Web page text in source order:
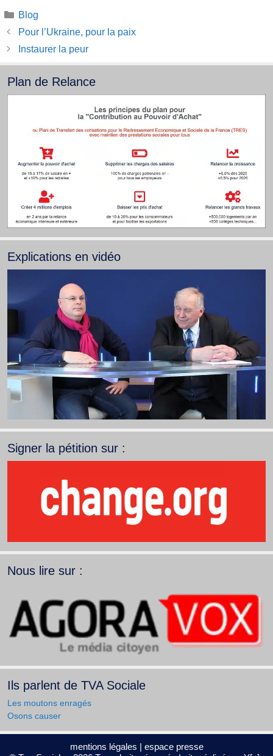
Catégories
Blog
Pour l’Ukraine, pour la paix
Instaurer la peur
Plan de Relance
Explications en vidéo
Signer la pétition sur :
Nous lire sur :
Ils parlent de TVA Sociale
Les moutons enragés
Osons causer
mentions légales | espace presse